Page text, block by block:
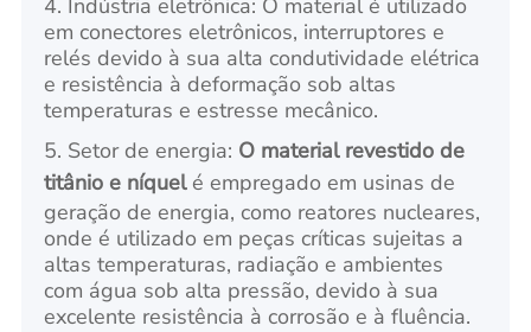
4. Indústria eletrônica: O material é utilizado
em conectores eletrônicos, interruptores e
relés devido à sua alta condutividade elétrica
e resistência à deformação sob altas
temperaturas e estresse mecânico.
5. Setor de energia: O material revestido de
titânio e níquelé empregado em usinas de
geração de energia, como reatores nucleares,
onde é utilizado em peças críticas sujeitas a
altas temperaturas, radiação e ambientes
com água sob alta pressão, devido à sua
excelente resistência à corrosão e à fluência.